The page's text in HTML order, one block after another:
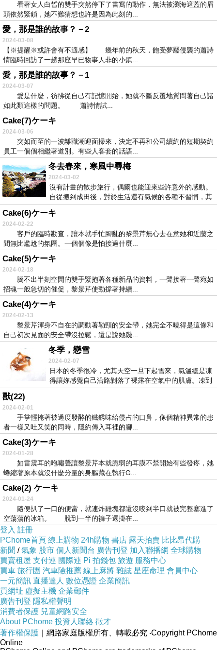
看著女人白皙的雙手突然停下了書寫的動作，無法被瀏海遮蓋的眉
頭依然緊鎖，她不難猜想也許是因為此刻的...
愛，那是誰的故事？－2
2024-03-08
【※提醒※或許會有不適感】 幾年前的秋天，飽受夢靨侵襲的蕭詩
情臨時回訪了一趟那座早已物事人非的小鎮...
愛，那是誰的故事？－1
2024-03-07
愛是什麼，彷彿從自己有記憶開始，她就不斷反覆地質問著自己諸
如此類這樣的問題。 蕭詩情試...
Cake(7)ケーキ
2024-03-06
突如而至的一波離職潮迎面掃來，決定不再和公司續約的短期契約
員工一個個相繼著道別。有些人客套的話語...
冬去春來，寒風中尋梅
2024-03-02
沒有計畫的散步旅行，偶爾也能迎來些許意外的感動。
自從搬到成田後，對於生活還有氣候的各種不習慣，其
實讓...
Cake(6)ケーキ
2024-02-22
客戶的臨時勘查，讓本就手忙腳亂的黎景芹無心去在意她和近藤之
間無比尷尬的氛圍。一個個像是怕接過什麼...
Cake(5)ケーキ
2024-02-18
騰不出半刻空閒的雙手緊抱著各種新品的資料，一聲接著一聲宛如
招魂一般急切的催促，黎景芹使勁撐著持續...
Cake(4)ケーキ
2024-02-13
黎景芹渾身不自在的調動著勒頸的安全帶，她完全不曉得是這條和
自己初次見面的安全帶沒拉鬆，還是說她幾...
冬季，戀雪
2024-02-07
日本的冬季很冷，尤其天空一旦下起雪來，氣溫總是凍
得讓妳感覺自己沿路剝落了裸露在空氣中的肌膚。凍到
發燙...
獸(22)
2024-02-01
手掌輕掩著被過度發酵的鐵銹味給侵占的口鼻，像個精神異常的患
者一樣又吐又笑的同時，隱約傳入耳裡的腳...
Cake(3)ケーキ
2024-01-28
如雷震耳的咆嘯聲讓黎景芹本就脆弱的耳膜不禁開始有些發疼，她
蜷縮著原本就沒什麼分量的身軀藏在執行G...
Cake(2) ケーキ
2024-01-24
隨便扒了一口的便當，就連炸雞塊都還沒咬到半口就被完整塞進了
空蕩蕩的冰箱。 脫到一半的褲子還掛在...
登入 註冊
PChome首頁 線上購物 24h購物 書店 露天拍賣 比比昂代購
新聞 /氣象 股市 個人新聞台 廣告刊登 加入聯播網 全球購物
買賣租屋 支付連 國際連 Pi 拍錢包 旅遊 服務中心
買車 旅行團 汽車險推薦 線上麻將 雜誌 星座命理 會員中心
一元簡訊 直播達人 數位憑證 企業簡訊
買網址 虛擬主機 企業郵件
廣告刊登 隱私權聲明
消費者保護 兒童網路安全
About PChome 投資人聯絡 徵才
著作權保護 ｜網路家庭版權所有、轉載必究 ‧Copyright PChome
Online